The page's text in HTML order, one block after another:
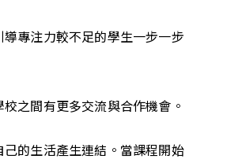
專注力較不足的學生一步一步
之間有更多交流與合作機會。
的生活產生連結。當課程開始